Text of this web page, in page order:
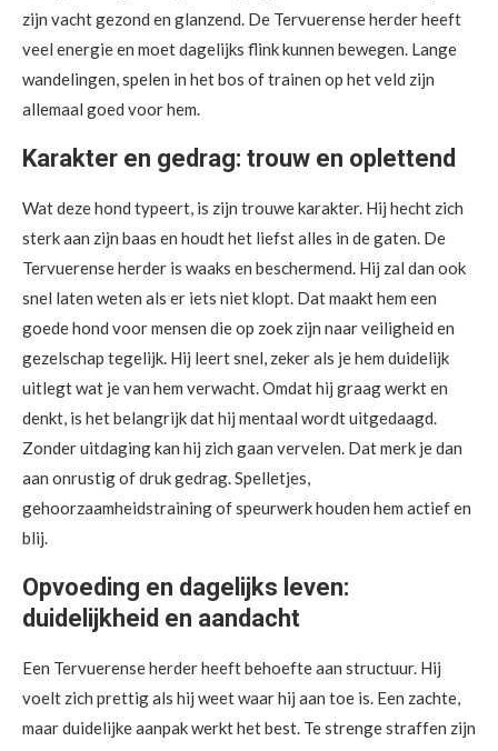
zijn vacht gezond en glanzend. De Tervuerense herder heeft
veel energie en moet dagelijks flink kunnen bewegen. Lange
wandelingen, spelen in het bos of trainen op het veld zijn
allemaal goed voor hem.
Karakter en gedrag: trouw en oplettend
Wat deze hond typeert, is zijn trouwe karakter. Hij hecht zich
sterk aan zijn baas en houdt het liefst alles in de gaten. De
Tervuerense herder is waaks en beschermend. Hij zal dan ook
snel laten weten als er iets niet klopt. Dat maakt hem een
goede hond voor mensen die op zoek zijn naar veiligheid en
gezelschap tegelijk. Hij leert snel, zeker als je hem duidelijk
uitlegt wat je van hem verwacht. Omdat hij graag werkt en
denkt, is het belangrijk dat hij mentaal wordt uitgedaagd.
Zonder uitdaging kan hij zich gaan vervelen. Dat merk je dan
aan onrustig of druk gedrag. Spelletjes,
gehoorzaamheidstraining of speurwerk houden hem actief en
blij.
Opvoeding en dagelijks leven:
duidelijkheid en aandacht
Een Tervuerense herder heeft behoefte aan structuur. Hij
voelt zich prettig als hij weet waar hij aan toe is. Een zachte,
maar duidelijke aanpak werkt het best. Te strenge straffen zijn